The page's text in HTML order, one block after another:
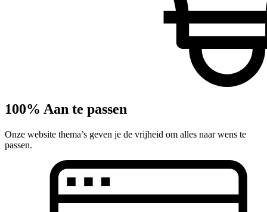
100% Aan te passen
Onze website thema’s geven je de vrijheid om alles naar wens te
passen.